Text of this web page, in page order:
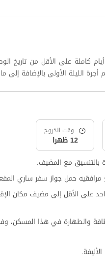
في حال إلغاء الحجز قبل 3 أيام كاملة على
وقت الخروج
12 ظهرا
بالتنسيق مع المضيف.
حمل جواز سفر ساري
على الأقل إلى مضيف مكان
والطهارة في هذا المسكن،